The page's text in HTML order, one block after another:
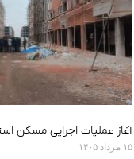
آغاز عملیات اجرایی مسکن استیجاری
۱۵ مرداد ۱۴۰۵